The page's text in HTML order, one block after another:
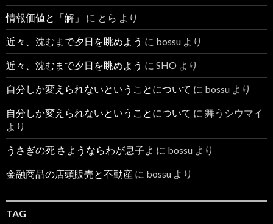
情報価値と「解」 に とら より
近々、沈むまで夕日を眺めよう に bossu より
近々、沈むまで夕日を眺めよう に SHO より
自分しか変えられないということについて に bossu より
自分しか変えられないということについて に 舞うシウマイ
より
うさぎの死 さようならわが息子よ に bossu より
金融商品の店頭販売と不動産 に bossu より
TAG